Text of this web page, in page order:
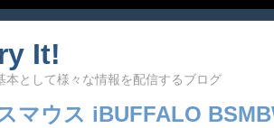
It!
本として様々な情報を配信するブログ
マウス iBUFFALO